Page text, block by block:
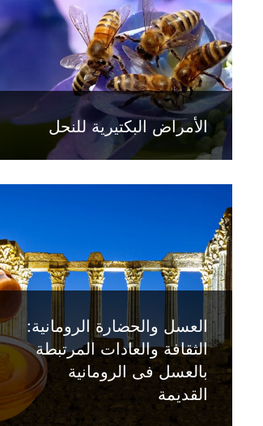
الأمراض البكتيرية للنحل
العسل والحضارة الرومانية:
الثقافة والعادات المرتبطة
بالعسل فى الرومانية
القديمة